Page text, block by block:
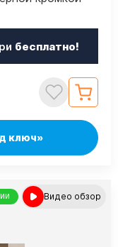
бесплатно!
ключ»
Видео обзор